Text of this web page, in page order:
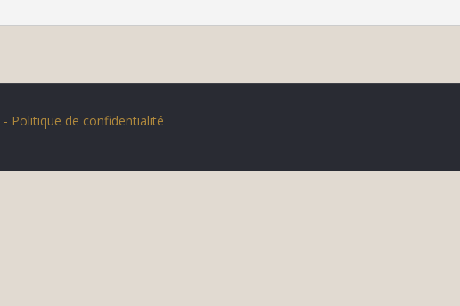
- Politique de confidentialité